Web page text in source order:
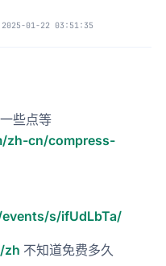
2025-01-22 03:51:35
些点等
zh-cn/compress-
s/ifUdLbTa/
zh 不知道免费多久